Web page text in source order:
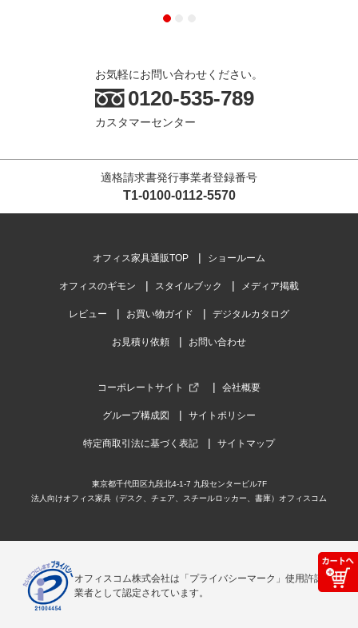
お気軽にお問い合わせください。
0120-535-789
カスタマーセンター
適格請求書発行事業者登録番号
T1-0100-0112-5570
オフィス家具通販TOP ショールーム
オフィスのギモン スタイルブック メディア掲載
レビュー お買い物ガイド デジタルカタログ
お見積り依頼 お問い合わせ
コーポレートサイト 会社概要
グループ構成図 サイトポリシー
特定商取引法に基づく表記 サイトマップ
東京都千代田区九段北4-1-7 九段センタービル7F
法人向けオフィス家具（デスク、チェア、スチールロッカー、書庫）オフィスコム
オフィスコム株式会社は「プライバシーマーク」使用許諾事
業者として認定されています。